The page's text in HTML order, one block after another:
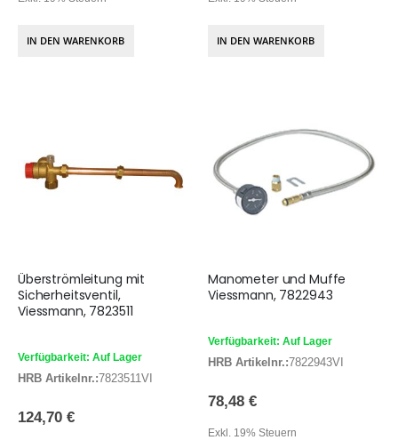
IN DEN WARENKORB IN DEN WARENKORB
Überströmleitung mit
Sicherheitsventil,
Viessmann, 7823511
Verfügbarkeit: Auf Lager
HRB Artikelnr.:7823511VI
124,70 €
Manometer und Muffe
Viessmann, 7822943
Verfügbarkeit: Auf Lager
HRB Artikelnr.:7822943VI
78,48 €
Exkl. 19% Steuern